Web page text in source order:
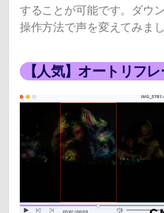
することが可能です。ダウ
操作方法で声を変えてみまし
【人気】オートリフ